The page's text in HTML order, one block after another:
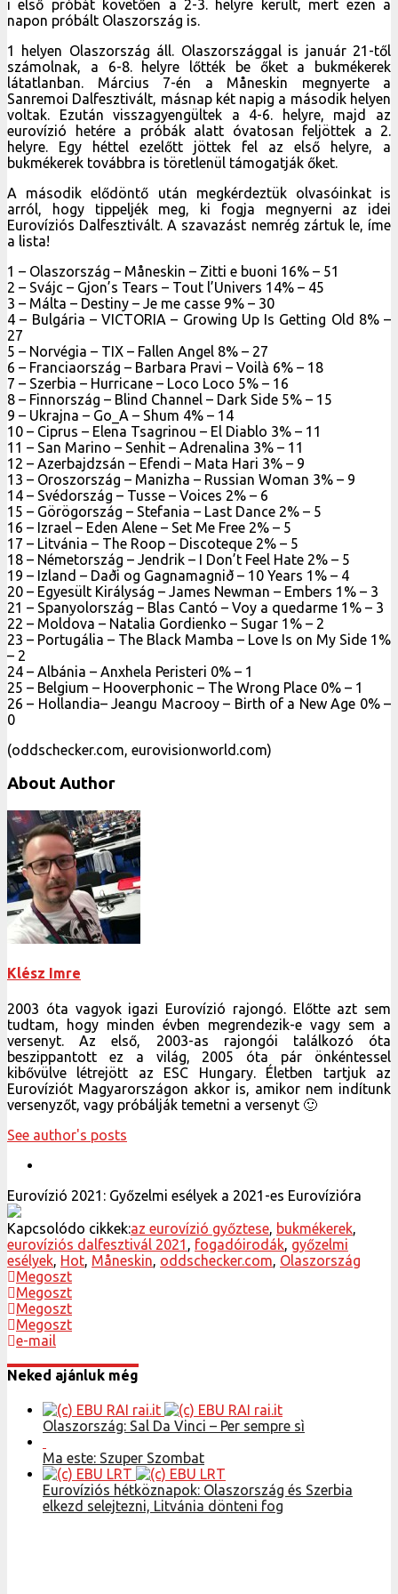
i első próbát követően a 2-3. helyre került, mert ezen a
napon próbált Olaszország is.
1 helyen Olaszország áll. Olaszországgal is január 21-től
számolnak, a 6-8. helyre lőtték be őket a bukmékerek
látatlanban. Március 7-én a Måneskin megnyerte a
Sanremoi Dalfesztivált, másnap két napig a második helyen
voltak. Ezután visszagyengültek a 4-6. helyre, majd az
eurovízió hetére a próbák alatt óvatosan feljöttek a 2.
helyre. Egy héttel ezelőtt jöttek fel az első helyre, a
bukmékerek továbbra is töretlenül támogatják őket.
A második elődöntő után megkérdeztük olvasóinkat is
arról, hogy tippeljék meg, ki fogja megnyerni az idei
Eurovíziós Dalfesztivált. A szavazást nemrég zártuk le, íme
a lista!
1 – Olaszország – Måneskin – Zitti e buoni 16% – 51
2 – Svájc – Gjon’s Tears – Tout l’Univers 14% – 45
3 – Málta – Destiny – Je me casse 9% – 30
4 – Bulgária – VICTORIA – Growing Up Is Getting Old 8% –
27
5 – Norvégia – TIX – Fallen Angel 8% – 27
6 – Franciaország – Barbara Pravi – Voilà 6% – 18
7 – Szerbia – Hurricane – Loco Loco 5% – 16
8 – Finnország – Blind Channel – Dark Side 5% – 15
9 – Ukrajna – Go_A – Shum 4% – 14
10 – Ciprus – Elena Tsagrinou – El Diablo 3% – 11
11 – San Marino – Senhit – Adrenalina 3% – 11
12 – Azerbajdzsán – Efendi – Mata Hari 3% – 9
13 – Oroszország – Manizha – Russian Woman 3% – 9
14 – Svédország – Tusse – Voices 2% – 6
15 – Görögország – Stefania – Last Dance 2% – 5
16 – Izrael – Eden Alene – Set Me Free 2% – 5
17 – Litvánia – The Roop – Discoteque 2% – 5
18 – Németország – Jendrik – I Don’t Feel Hate 2% – 5
19 – Izland – Daði og Gagnamagnið – 10 Years 1% – 4
20 – Egyesült Királyság – James Newman – Embers 1% – 3
21 – Spanyolország – Blas Cantó – Voy a quedarme 1% – 3
22 – Moldova – Natalia Gordienko – Sugar 1% – 2
23 – Portugália – The Black Mamba – Love Is on My Side 1%
– 2
24 – Albánia – Anxhela Peristeri 0% – 1
25 – Belgium – Hooverphonic – The Wrong Place 0% – 1
26 – Hollandia– Jeangu Macrooy – Birth of a New Age 0% –
0
(oddschecker.com, eurovisionworld.com)
About Author
Klész Imre
2003 óta vagyok igazi Eurovízió rajongó. Előtte azt sem
tudtam, hogy minden évben megrendezik-e vagy sem a
versenyt. Az első, 2003-as rajongói találkozó óta
beszippantott ez a világ, 2005 óta pár önkéntessel
kibővülve létrejött az ESC Hungary. Életben tartjuk az
Eurovíziót Magyarországon akkor is, amikor nem indítunk
versenyzőt, vagy próbálják temetni a versenyt 🙂
See author's posts
Eurovízió 2021: Győzelmi esélyek a 2021-es Eurovízióra
Kapcsolódo cikkek:az eurovízió győztese, bukmékerek,
eurovíziós dalfesztivál 2021 , fogadóirodák, győzelmi
esélyek, Hot, Måneskin, oddschecker.com, Olaszország
Megoszt
Megoszt
Megoszt
Megoszt
e-mail
Neked ajánluk még
Olaszország: Sal Da Vinci – Per sempre sì
Ma este: Szuper Szombat
Eurovíziós hétköznapok: Olaszország és Szerbia
elkezd selejtezni, Litvánia dönteni fog